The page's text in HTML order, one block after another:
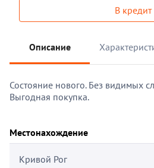
В кредит
Описание
Состояние нового. Без видимых
Выгодная покупка.
Местонахождение
Кривой Рог